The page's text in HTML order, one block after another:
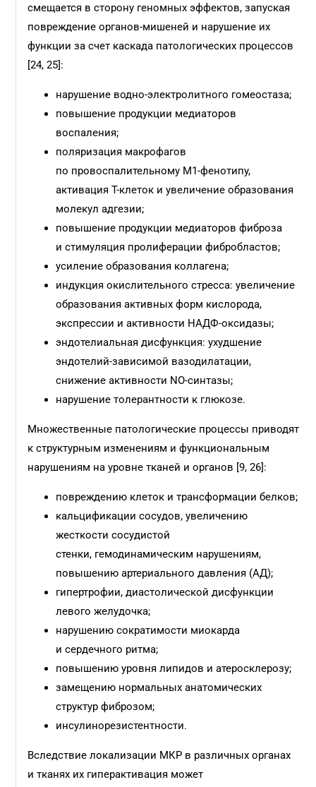
смещается в сторону геномных эффектов, запуская
повреждение органов-мишеней и нарушение их
функции за счет каскада патологических процессов
[24, 25]:
нарушение водно-электролитного гомеостаза;
повышение продукции медиаторов
воспаления;
поляризация макрофагов
по провоспалительному М1-фенотипу,
активация Т-клеток и увеличение образования
молекул адгезии;
повышение продукции медиаторов фиброза
и стимуляция пролиферации фибробластов;
усиление образования коллагена;
индукция окислительного стресса: увеличение
образования активных форм кислорода,
экспрессии и активности НАДФ-оксидазы;
эндотелиальная дисфункция: ухудшение
эндотелий-зависимой вазодилатации,
снижение активности NO-синтазы;
нарушение толерантности к глюкозе.
Множественные патологические процессы приводят
к структурным изменениям и функциональным
нарушениям на уровне тканей и органов [9, 26]:
повреждению клеток и трансформации белков;
кальцификации сосудов, увеличению
жесткости сосудистой
стенки, гемодинамическим нарушениям,
повышению артериального давления (АД);
гипертрофии, диастолической дисфункции
левого желудочка;
нарушению сократимости миокарда
и сердечного ритма;
повышению уровня липидов и атеросклерозу;
замещению нормальных анатомических
структур фиброзом;
инсулинорезистентности.
Вследствие локализации МКР в различных органах
и тканях их гиперактивация может